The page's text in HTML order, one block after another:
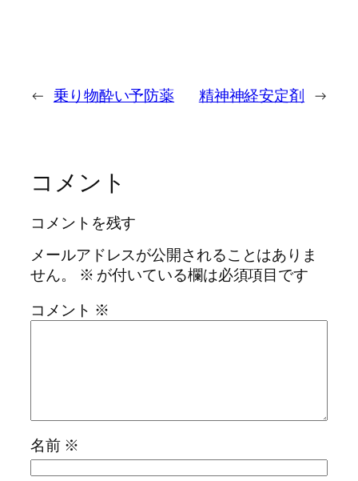
← 乗り物酔い予防薬 精神神経安定剤 →
コメント
コメントを残す
メールアドレスが公開されることはありま
せん。
※ が付いている欄は必須項目です
コメント ※
名前 ※